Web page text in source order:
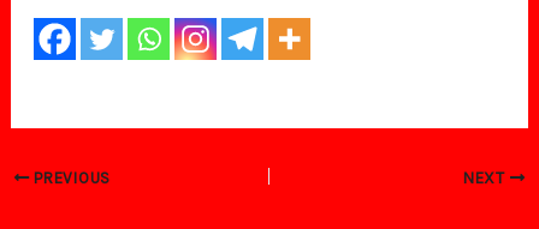
PREVIOUS NEXT